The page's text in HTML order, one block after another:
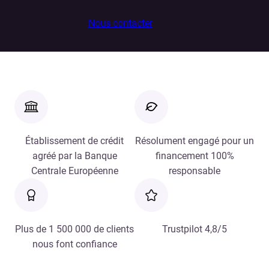
Nous contacter
Établissement de crédit
agréé par la Banque
Centrale Européenne
Résolument engagé pour un
financement 100%
responsable
Plus de 1 500 000 de clients
nous font confiance
Trustpilot 4,8/5